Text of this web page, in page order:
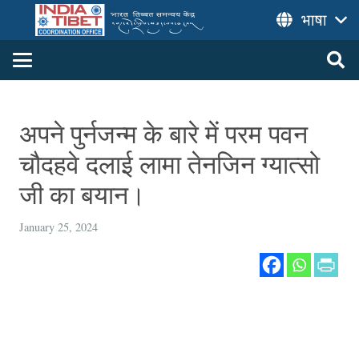
भाषा
अपने पुर्नजन्म के बारे में परम पवन
चौदहवे दलाई लामा तेनजिन ग्यात्सो
जी का बयान।
January 25, 2024